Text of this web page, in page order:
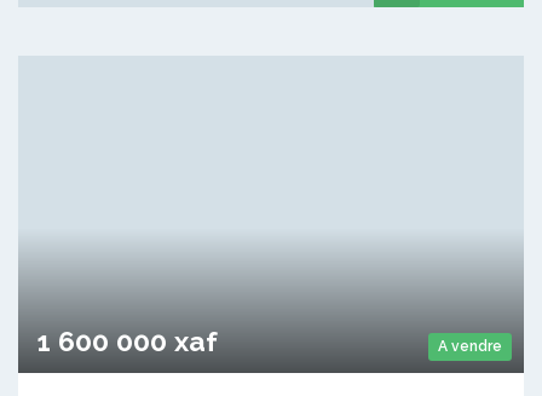
A vendre
1 600 000 xaf